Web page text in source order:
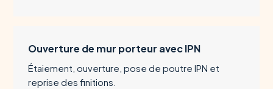
Ouverture de mur porteur avec IPN
Étaiement, ouverture, pose de poutre IPN et
reprise des finitions.